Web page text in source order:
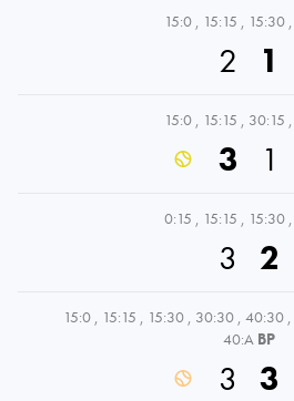
15:0 , 15:15 , 15:30 ,
2 1
15:0 , 15:15 , 30:15 ,
3 1
0:15 , 15:15 , 15:30 ,
3 2
15:0 , 15:15 , 15:30 , 30:30 , 40:30 ,
40:A BP
3 3